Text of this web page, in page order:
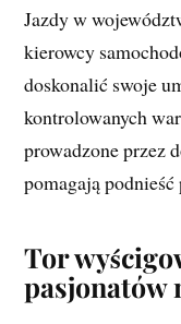
Jazdy w
kierowcy
doskonalić swoje
kontrolowanych
prowadzone przez
pomagają
Tor
pasjonatów